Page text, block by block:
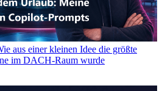
aus einer kleinen Idee die größte
im DACH-Raum wurde